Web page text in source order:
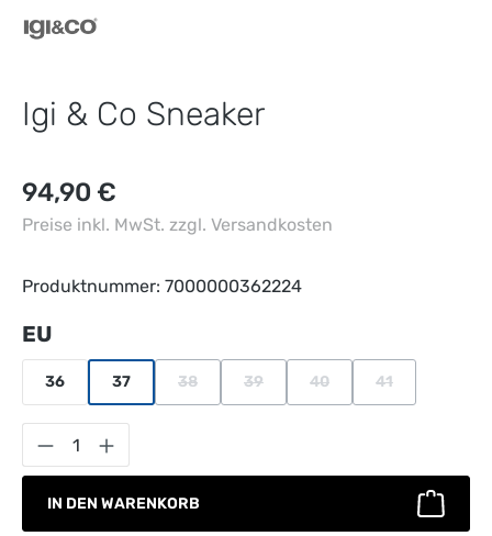
Igi & Co Sneaker
Regulärer Preis:
94,90 €
Preise inkl. MwSt. zzgl. Versandkosten
Produktnummer: 7000000362224
EU
36 37 38 39 40 41
Produkt Anzahl: Gib den gewünschten
IN DEN WARENKORB